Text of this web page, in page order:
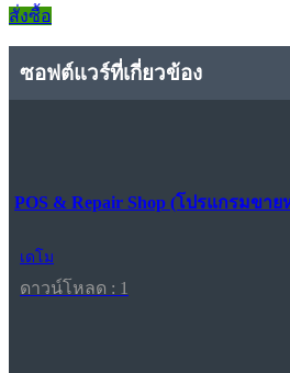
สั่งซื้อ
ซอฟต์แวร์ที่เกี่ยวข้อง
POS & Repair Shop (โปรแกรมขา
เดโม
ดาวน์โหลด : 1